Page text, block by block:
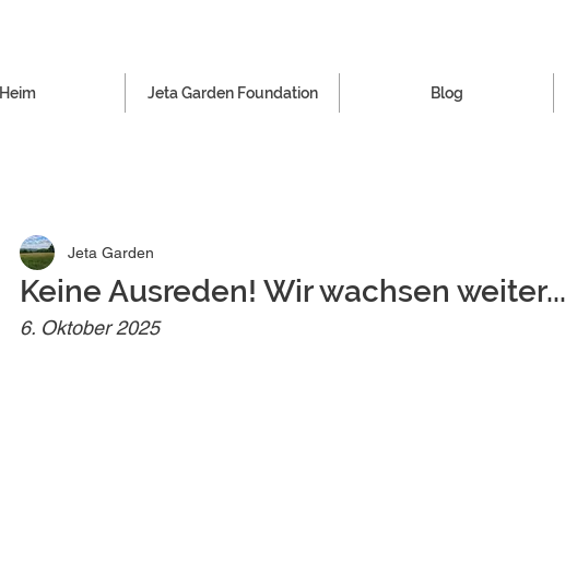
Heim Jeta Garden Foundation Blog
Keine Ausreden! Wir wachsen weiter...
Jeta Garden
6. Oktober 2025